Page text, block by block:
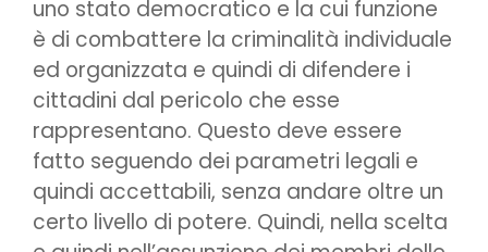
uno stato democratico e la cui funzione
è di combattere la criminalità individuale
ed organizzata e quindi di difendere i
cittadini dal pericolo che esse
rappresentano. Questo deve essere
fatto seguendo dei parametri legali e
quindi accettabili, senza andare oltre un
certo livello di potere. Quindi, nella scelta